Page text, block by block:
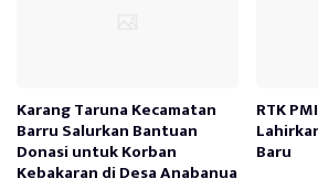
Karang Taruna Kecamatan
Barru Salurkan Bantuan
Donasi untuk Korban
Kebakaran di Desa Anabanua
RTK
Baru